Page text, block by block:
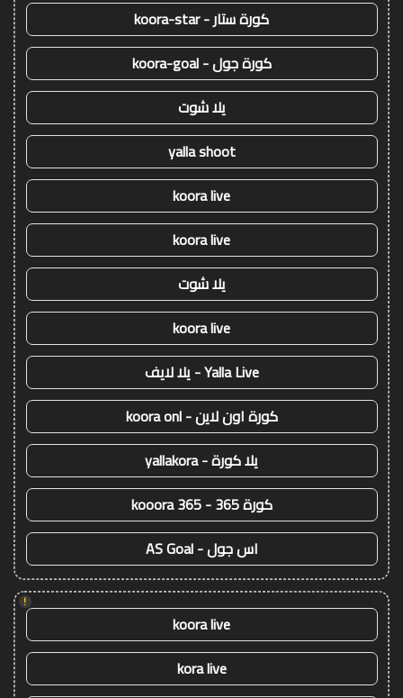
كورة ستار - koora-star
كورة جول - koora-goal
يلا شوت
yalla shoot
koora live
koora live
يلا شوت
koora live
Yalla Live - يلا لايف
كورة اون لاين - koora onl
يلا كورة - yallakora
كورة 365 - kooora 365
اس جول - AS Goal
!
koora live
kora live